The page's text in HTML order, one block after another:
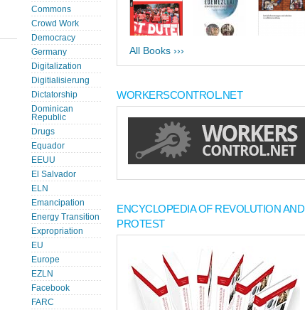
Commons
Crowd Work
Democracy
Germany
Digitalization
Digitialisierung
Dictatorship
Dominican
Republic
Drugs
Equador
EEUU
El Salvador
ELN
Emancipation
Energy Transition
Expropriation
EU
Europe
EZLN
Facebook
FARC
All Books ›››
WORKERSCONTROL.NET
ENCYCLOPEDIA OF REVOLUTION AND
PROTEST